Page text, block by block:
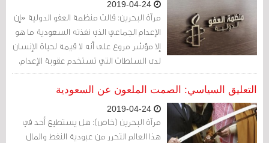
مرآة البحرين: قالت منظمة العفو الدولية «إن
الإعدام الجماعي الذي نفذته السعودية ما هو
إلا مؤشر مروع على أنه لا قيمة لحياة الإنسان
لدى السلطات التي تستخدم عقوبة الإعدام،
بشكل منتظم، كأداة سياسية لسحق
المعارضة من الأقلية الشيعية في البلاد».
التعليق السياسي: الصمت الملعون عن السعودية
مرآة البحرين (خاص): هل يستطيع أحد في
هذا العالم التحرر من عبودية النفط والمال